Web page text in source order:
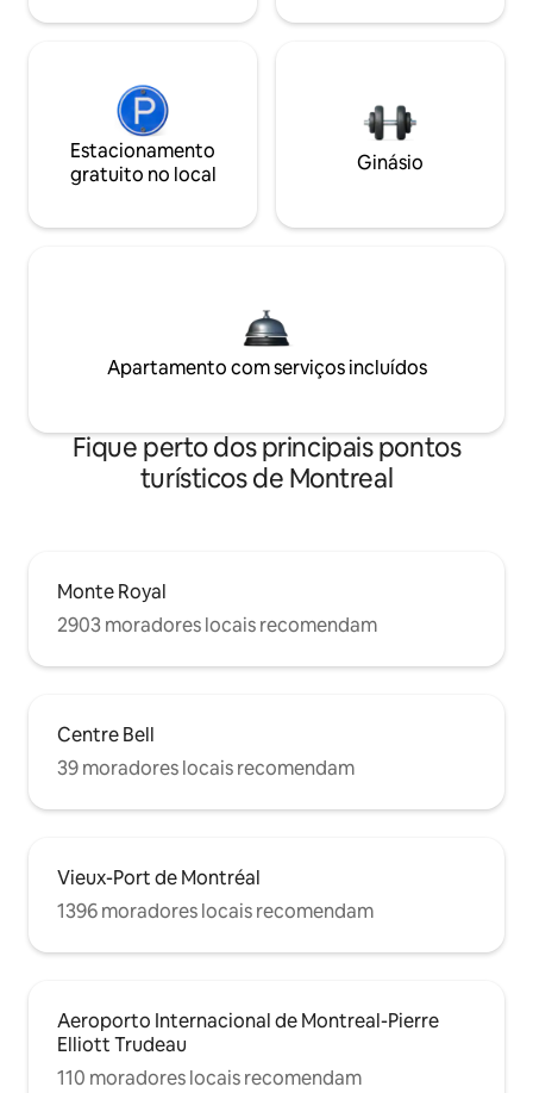
Estacionamento
gratuito no local
Ginásio
Apartamento com serviços incluídos
Fique perto dos principais pontos
turísticos de Montreal
Monte Royal
2903 moradores locais recomendam
Centre Bell
39 moradores locais recomendam
Vieux-Port de Montréal
1396 moradores locais recomendam
Aeroporto Internacional de Montreal-Pierre
Elliott Trudeau
110 moradores locais recomendam